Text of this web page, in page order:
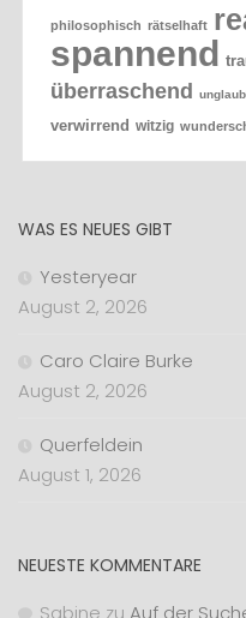
philosophisch rätselhaft
spannend
überraschend
verwirrend witzig
WAS ES NEUES GIBT
Yesteryear
August 2, 2026
Caro Claire Burke
August 2, 2026
Querfeldein
August 1, 2026
NEUESTE KOMMENTARE
Sabine zu Auf der